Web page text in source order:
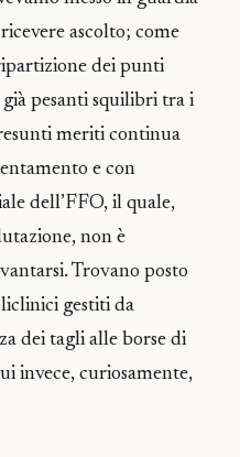
ascolto; come
dei punti
pesanti squilibri tra i
meriti continua
e con
dell’FFO, il quale,
non è
Trovano posto
gestiti da
dei tagli alle borse di
invece, curiosamente,